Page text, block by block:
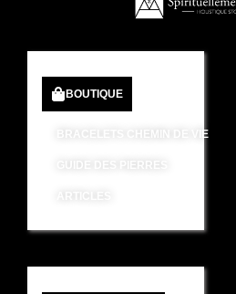
BOUTIQUE
BRACELETS CHEMIN DE VIE
GUIDE DES PIERRES